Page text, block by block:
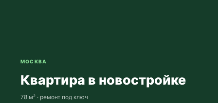
МОСКВА
Квартира в новостройке
78 м² · ремонт под ключ